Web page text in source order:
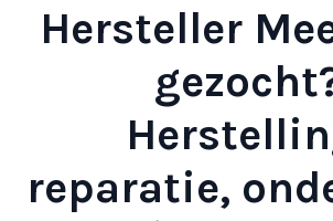
Hersteller
reparatie,